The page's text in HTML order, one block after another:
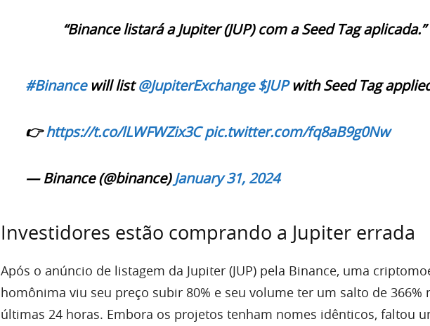
“Binance listará a Jupiter (JUP) com a Seed Tag aplicada.”
#Binancewill list@JupiterExchange $JUPwith Seed Tag
👉https://t.co/lLWFWZix3C pic.twitter.com/fq8aB9g0Nw
— Binance (@binance)January 31, 2024
Investidores estão comprando a Jupiter errada
Após o anúncio de listagem da Jupiter (JUP) pela Binance, uma
homônima viu seu preço subir 80% e seu volume ter um salto de 366%
últimas 24 horas. Embora os projetos tenham nomes idênticos, faltou